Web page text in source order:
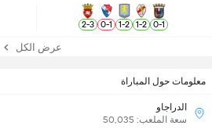
معلومات حول المباراة
الدراجاو
سعة الملعب: 50,035
1
-
0
2
-
1
2
-
1
1
-
0
3
-
2
عرض الكل